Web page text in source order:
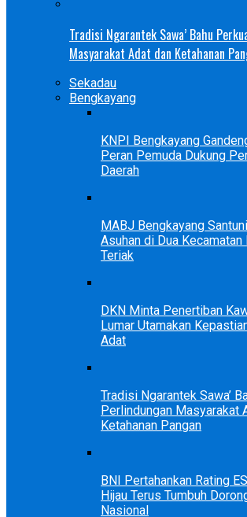
Tradisi Ngarantek Sawa’ Bahu
Masyarakat Adat dan Ketahanan
Sekadau
Bengkayang
KNPI Bengkayang
Peran Pemuda Dukung
Daerah
MABJ Bengkayang
Asuhan di Dua Kecamatan
Teriak
DKN Minta Penertiban
Lumar Utamakan
Adat
Tradisi Ngarantek Sawa’
Perlindungan Masyarakat
Ketahanan Pangan
BNI Pertahankan Rating
Hijau Terus Tumbuh
Nasional